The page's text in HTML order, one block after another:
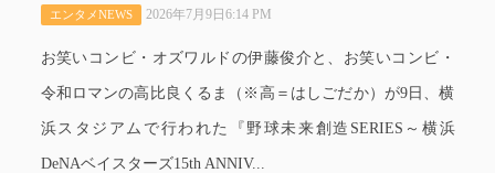
エンタメNEWS 2026年7月9日6:14 PM
お笑いコンビ・オズワルドの伊藤俊介と、お笑いコンビ・
令和ロマンの高比良くるま（※高＝はしごだか）が9日、横
浜スタジアムで行われた『野球未来創造SERIES～横浜
DeNAベイスターズ15th ANNIV...